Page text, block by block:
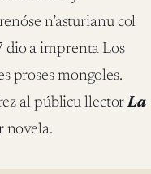
n’asturianu col
dio a imprenta Los
proses mongoles.
al públicu llectorLa
novela.